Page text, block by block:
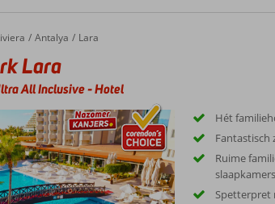
Antalya Lara
Lara
All Inclusive-Hotel
Hét
Fantastisch
Ruime
slaapkamers
Spetterpret